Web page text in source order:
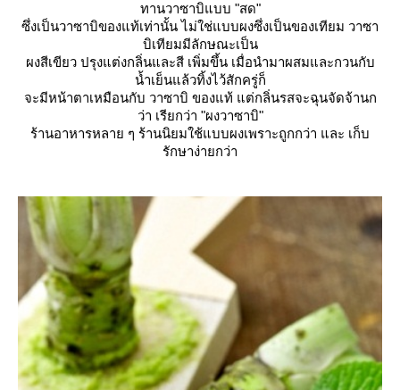
ทานวาซาบิแบบ "สด"
ซึ่งเป็นวาซาบิของแท้เท่านั้น ไม่ใช่แบบผงซึ่งเป็นของเทียม วาซา
บิเทียมมีลักษณะเป็น
ผงสีเขียว ปรุงแต่งกลิ่นและสี เพิ่มขึ้น เมื่อนำมาผสมและกวนกับ
น้ำเย็นแล้วทิ้งไว้สักครู่ก็
จะมีหน้าตาเหมือนกับ วาซาบิ ของแท้ แต่กลิ่นรสจะฉุนจัดจ้านก
ว่า เรียกว่า "ผงวาซาบิ"
ร้านอาหารหลาย ๆ ร้านนิยมใช้แบบผงเพราะถูกกว่า และ เก็บ
รักษาง่ายกว่า